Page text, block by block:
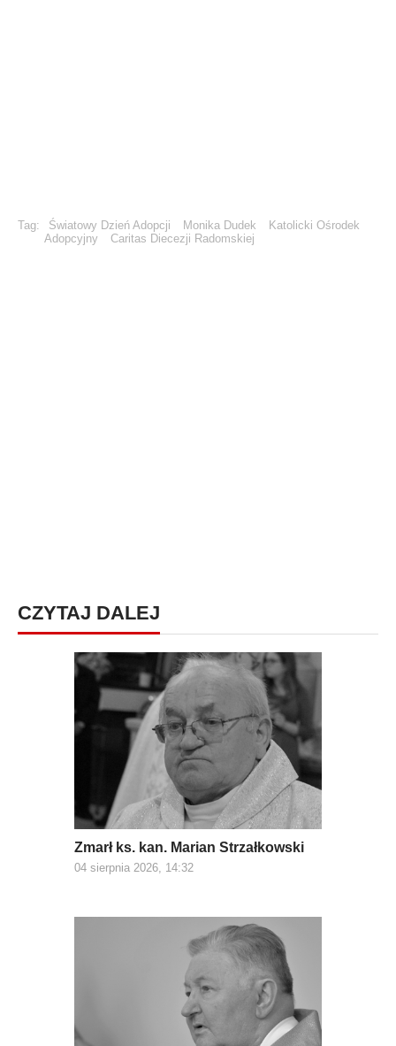
Tag: Światowy Dzień Adopcji Monika Dudek
Katolicki Ośrodek
Adopcyjny
Caritas Diecezji Radomskiej
CZYTAJ DALEJ
Zmarł ks. kan. Marian Strzałkowski
04 sierpnia 2026, 14:32